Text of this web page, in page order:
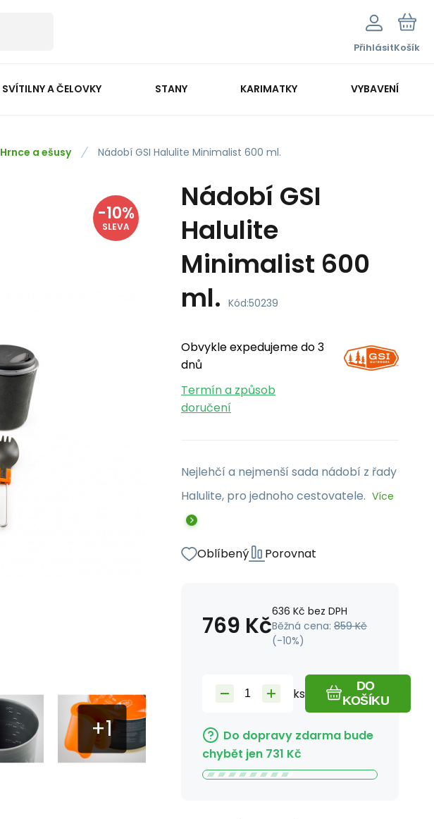
PřihlásitKošík
SVÍTILNY A ČELOVKY STANY KARIMATKY VYBAVENÍ
Hrnce a ešusy Nádobí GSI Halulite Minimalist 600 ml.
-10%
SLEVA
Nádobí GSI
Halulite
Minimalist 600
ml. Kód:50239
Obvykle expedujeme do 3
dnů
Termín a způsob
doručení
Nejlehčí a nejmenší sada nádobí z řady
Halulite, pro jednoho cestovatele. Více
Oblíbený Porovnat
769 Kč636 Kč bez DPH
Běžná cena: 859 Kč
(-10%)
ks
DO
KOŠÍKU
Do dopravy zdarma bude
chybět jen 731 Kč